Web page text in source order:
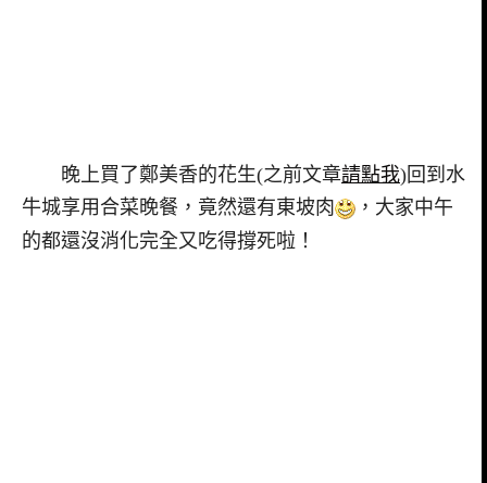
晚上買了鄭美香的花生(之前文章請點我)回到水
牛城享用合菜晚餐，竟然還有東坡肉
，大家中午
的都還沒消化完全又吃得撐死啦！